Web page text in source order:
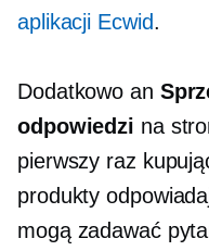
aplikacji Ecwid.
Dodatkowo an
odpowiedzi na
pierwszy raz
produkty
mogą zadawać